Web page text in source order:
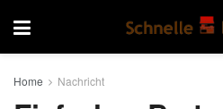
Home Nachricht